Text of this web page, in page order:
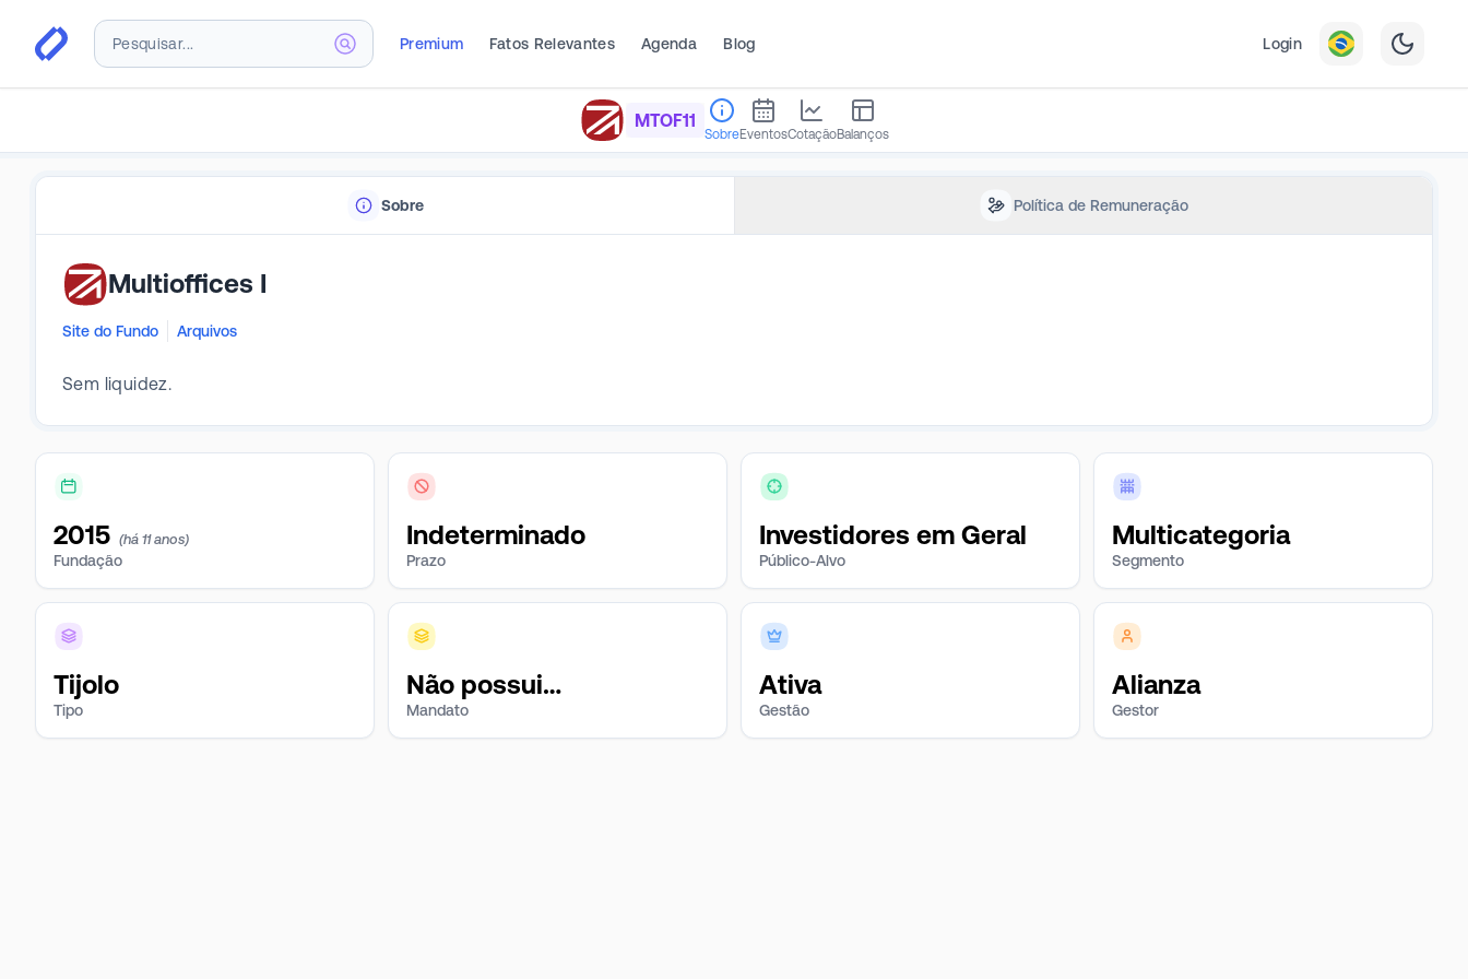
Premium Fatos Relevantes Agenda Blog Login
MTOF11
SobreEventosCotaçãoBalanços
Sobre Política de Remuneração
Multioffices I
Site do Fundo Arquivos
Sem liquidez.
2015 (há 11 anos)
Fundação
Indeterminado
Prazo
Investidores em Geral
Público-Alvo
Multicategoria
Segmento
Tijolo
Tipo
Não possui
subclassificação
Mandato
Ativa
Gestão
Alianza
Gestor